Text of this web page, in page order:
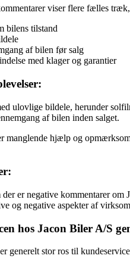
viser flere fælles
bilens tilstand
af bilen før salg
med klager og garantier
ulovlige bildele, herunder
af bilen inden salget.
manglende hjælp og
er negative kommentarer
og negative aspekter af
hos Jacon Biler A/S
generelt stor ros til